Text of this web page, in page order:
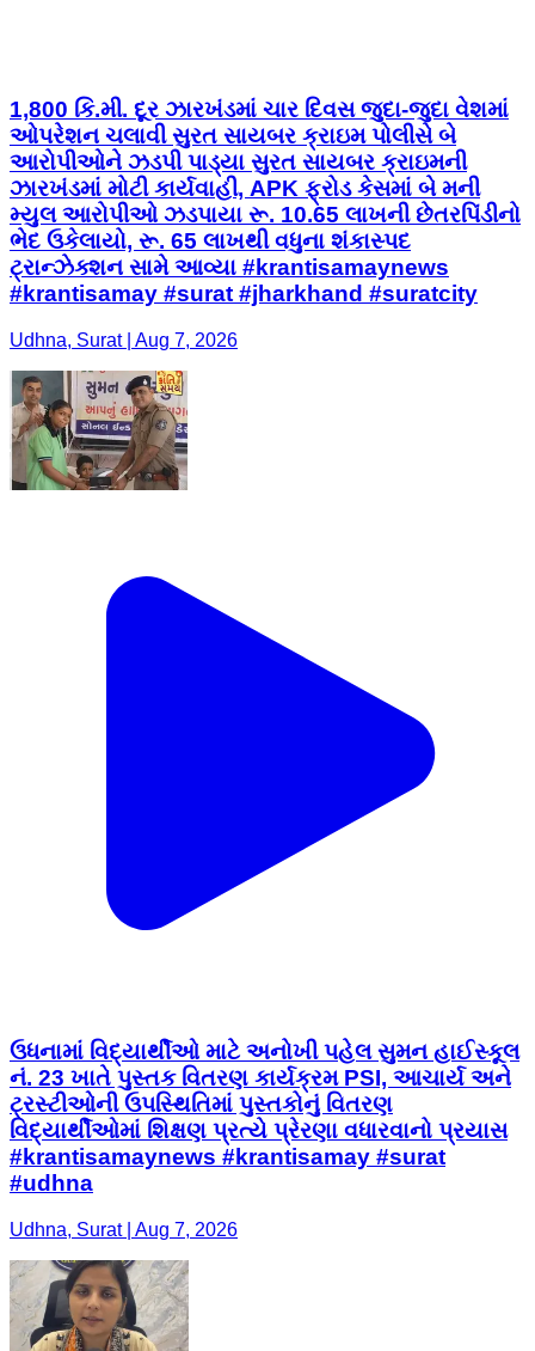
1,800 કિ.મી. દૂર ઝારખંડમાં ચાર દિવસ જુદા-જુદા વેશમાં
ઓપરેશન ચલાવી સુરત સાયબર ક્રાઇમ પોલીસે બે
આરોપીઓને ઝડપી પાડ્યા સુરત સાયબર ક્રાઇમની
ઝારખંડમાં મોટી કાર્યવાહી, APK ફ્રોડ કેસમાં બે મની
મ્યુલ આરોપીઓ ઝડપાયા રૂ. 10.65 લાખની છેતરપિંડીનો
ભેદ ઉકેલાયો, રૂ. 65 લાખથી વધુના શંકાસ્પદ
ટ્રાન્ઝેક્શન સામે આવ્યા #krantisamaynews
#krantisamay #surat #jharkhand #suratcity
Udhna, Surat | Aug 7, 2026
ઉધનામાં વિદ્યાર્થીઓ માટે અનોખી પહેલ સુમન હાઈસ્કૂલ
નં. 23 ખાતે પુસ્તક વિતરણ કાર્યક્રમ PSI, આચાર્ય અને
ટ્રસ્ટીઓની ઉપસ્થિતિમાં પુસ્તકોનું વિતરણ
વિદ્યાર્થીઓમાં શિક્ષણ પ્રત્યે પ્રેરણા વધારવાનો પ્રયાસ
#krantisamaynews #krantisamay #surat
#udhna
Udhna, Surat | Aug 7, 2026